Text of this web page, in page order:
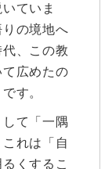
ていま
の境地へ
、この教
広めたの
す。
て「一隅
れは「自
くするこ